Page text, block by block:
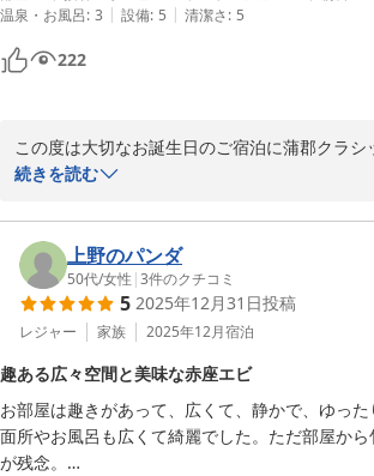
心よりお待ち申し上げております。
蒲郡クラシックホテル　宿泊課
2026-04-08
気が引けるほどの高クオリティで驚きました‥ス
ですが、たまにこんな上品な楽しみ方をするのも
た
風呂に関しては別邸などに宿泊したらもっといい
都会の高層ホテルには出せない雰囲気、シックさ
ていただきたいですし、結婚記念日などにはまた
温泉・お風呂: 3 | 設備: 5 | 清潔さ: 5
222
この度は大切なお誕生日のご宿泊に蒲郡クラ
いただき、誠にありがとうございます。
いてもご満足いただけたとのお言葉を、大変嬉
た。
都会のホテルとは異なる、落ち着きとシックさ
ことは、私どもにとって何よりの励みでござい
ませ。
またお二人にお会いできます日を、スタッフ一
おります。
続きを読む
上野のパンダ
50代/女性 |3件のクチコミ
5 2025年12月31日投稿
レジャー 家族 2025年12月宿泊
趣ある広々空間と美味な赤座エビ
お部屋は趣きがあって、広くて、静かで、ゆっ
面所やお風呂も広くて綺麗でした。ただ部屋か
が残念。